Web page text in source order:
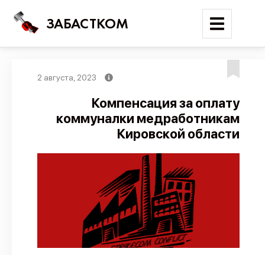
ЗАБАСТКОМ
Поиск
Новости
Карта событий
Трудовые конфликты
Отчеты
Предложить публикацию
Справочник
2 августа, 2023
Компенсация за оплату
коммуналки медработникам
Кировской области